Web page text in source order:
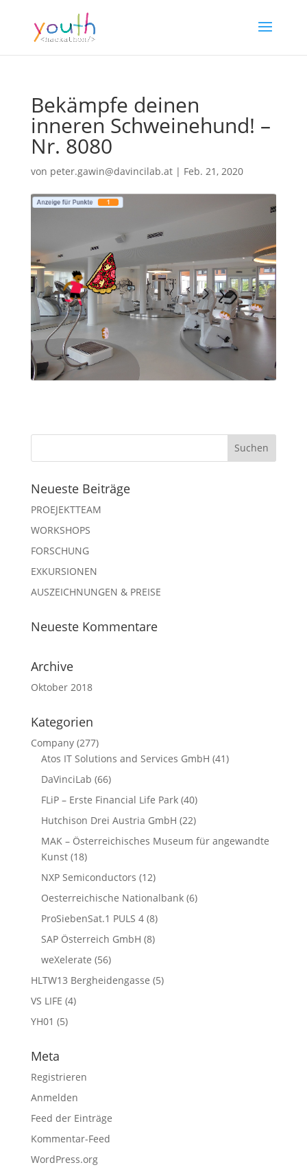
Bekämpfe deinen
inneren Schweinehund! –
Nr. 8080
von peter.gawin@davincilab.at| Feb. 21, 2020
Neueste Beiträge
PROEJEKTTEAM
WORKSHOPS
FORSCHUNG
EXKURSIONEN
AUSZEICHNUNGEN & PREISE
Neueste Kommentare
Archive
Oktober 2018
Kategorien
Company(277)
Atos IT Solutions and Services GmbH (41)
DaVinciLab (66)
FLiP – Erste Financial Life Park(40)
Hutchison Drei Austria GmbH (22)
MAK – Österreichisches Museum für angewandte
Kunst(18)
NXP Semiconductors (12)
Oesterreichische Nationalbank(6)
ProSiebenSat.1 PULS 4(8)
SAP Österreich GmbH (8)
weXelerate (56)
HLTW13 Bergheidengasse (5)
VS LIFE (4)
YH01 (5)
Meta
Registrieren
Anmelden
Feed der Einträge
Kommentar-Feed
WordPress.org